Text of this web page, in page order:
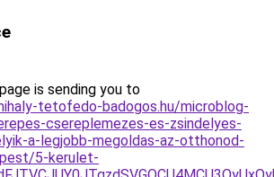
is sending you to
tetofedo-badogos.hu/microblog-
csereplemezes-es-zsindelyes-
a-legjobb-megoldas-az-otthonod-
5-kerulet-